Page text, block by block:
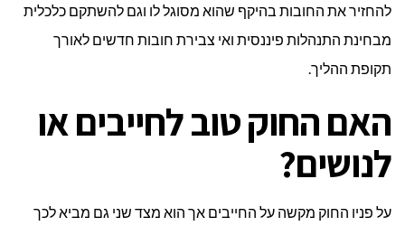
להחזיר את החובות בהיקף שהוא מסוגל לו וגם להשתקם כלכלית
מבחינת התנהלות פיננסית ואי צבירת חובות חדשים לאורך
תקופת ההליך.
האם החוק טוב לחייבים או
לנושים?
על פניו החוק מקשה על החייבים אך הוא מצד שני גם מביא לכך